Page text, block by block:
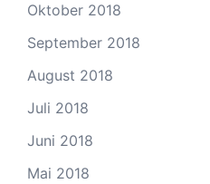
Oktober 2018
September 2018
August 2018
Juli 2018
Juni 2018
Mai 2018